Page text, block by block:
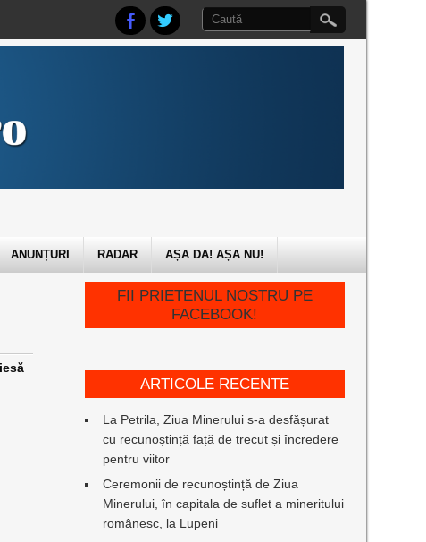
ANUNȚURI RADAR AȘA DA! AȘA NU!
FII PRIETENUL NOSTRU PE
FACEBOOK!
ARTICOLE RECENTE
La Petrila, Ziua Minerului s-a desfășurat
cu recunoștință față de trecut și încredere
pentru viitor
Ceremonii de recunoștință de Ziua
Minerului, în capitala de suflet a mineritului
românesc, la Lupeni